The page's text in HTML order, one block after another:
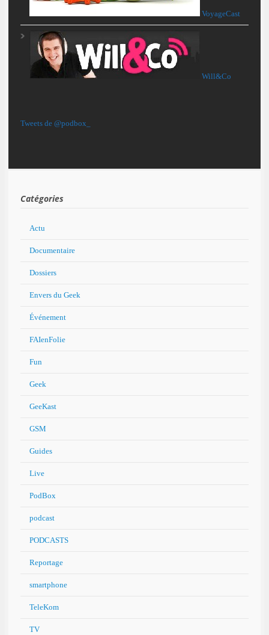
VoyageCast
Will&Co
Tweets de @podbox_
Catégories
Actu
Documentaire
Dossiers
Envers du Geek
Événement
FAIenFolie
Fun
Geek
GeeKast
GSM
Guides
Live
PodBox
podcast
PODCASTS
Reportage
smartphone
TeleKom
TV